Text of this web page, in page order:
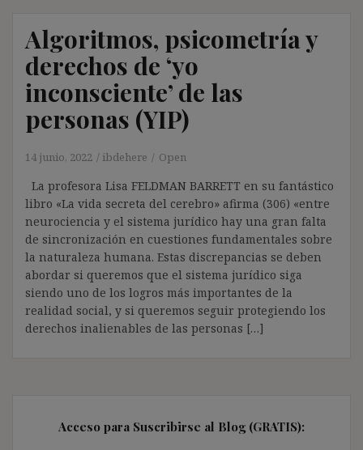
Algoritmos, psicometría y
derechos de ‘yo
inconsciente’ de las
personas (YIP)
14 junio, 2022 ibdehere Open
La profesora Lisa FELDMAN BARRETT en su fantástico
libro «La vida secreta del cerebro» afirma (306) «entre
neurociencia y el sistema jurídico hay una gran falta
de sincronización en cuestiones fundamentales sobre
la naturaleza humana. Estas discrepancias se deben
abordar si queremos que el sistema jurídico siga
siendo uno de los logros más importantes de la
realidad social, y si queremos seguir protegiendo los
derechos inalienables de las personas […]
Acceso para Suscribirse al Blog (GRATIS):